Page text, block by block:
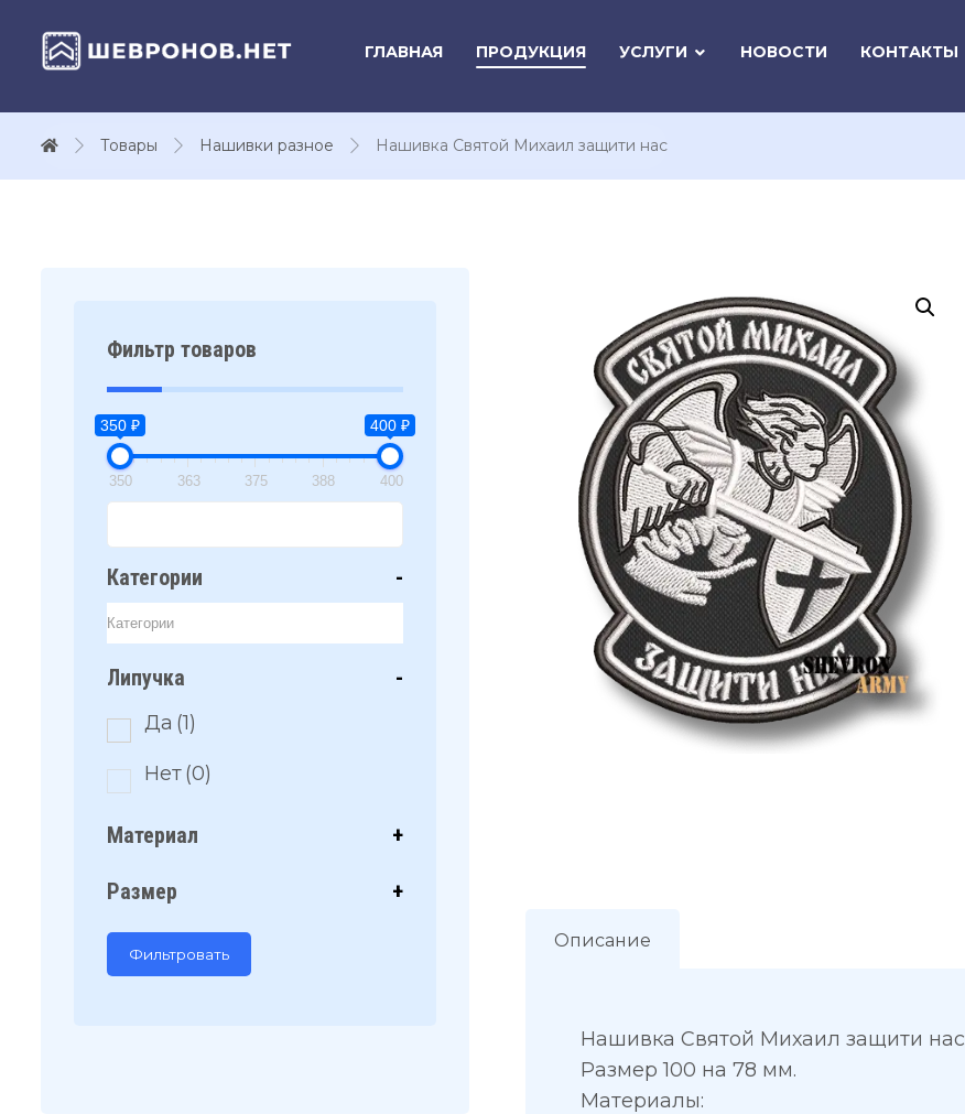
ГЛАВНАЯ ПРОДУКЦИЯ УСЛУГИ НОВОСТИ КОНТАКТЫ
Товары Нашивки разное Нашивка Святой Михаил защити нас
Описание
Нашивка Святой Михаил защити нас
Размер 100 на 78 мм.
Материалы:
Фильтр товаров
350 ₽ 400 ₽
350 363 375 388 400
Категории -
Липучка -
Да (1)
Нет(0)
Материал +
Размер +
Фильтровать